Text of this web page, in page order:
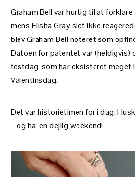
Graham Bell var hurtig til at forklare
mens Elisha Gray slet ikke
blev Graham Bell noteret som
Datoen for patentet var (heldigvis)
festdag, som har eksisteret meget
Valentinsdag.
Det var historietimen for i dag.
– og ha’ en dejlig weekend!